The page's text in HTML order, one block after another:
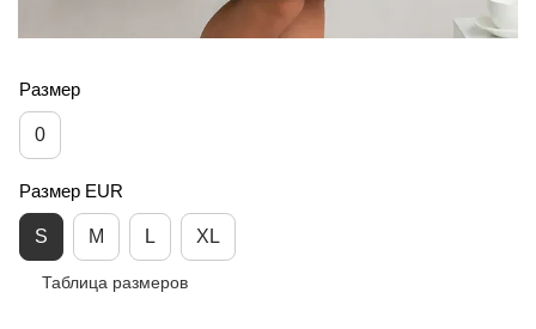
Размер
0
Размер EUR
S M L XL
Таблица размеров